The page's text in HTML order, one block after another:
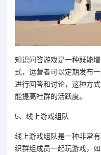
知识问答游戏是一种既能
式，运营者可以定期发布
进行回答和讨论，这种方
能提高社群的活跃度。
5、线上游戏组队
线上游戏组队是一种非常
织群组成员一起玩游戏，